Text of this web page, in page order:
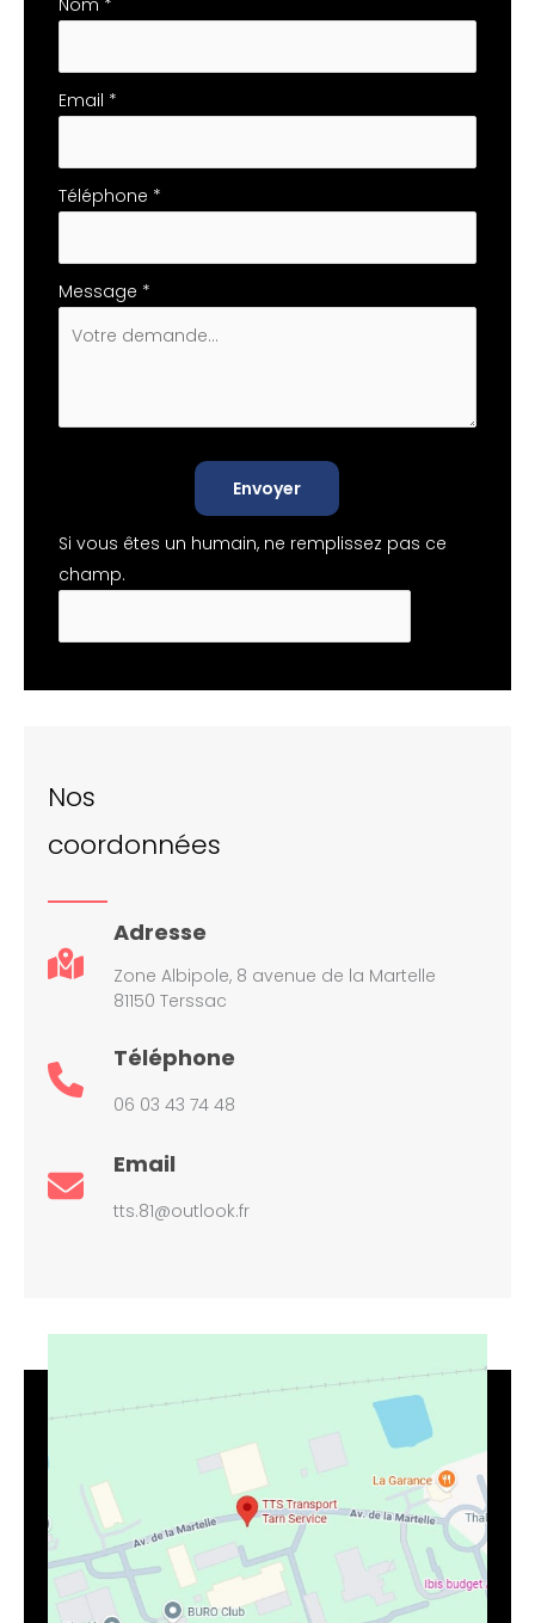
Email *
Téléphone *
Message *
Envoyer
Si vous êtes un humain, ne remplissez pas ce
champ.
Nos
coordonnées
Adresse
Zone Albipole, 8 avenue de la Martelle
81150 Terssac
Téléphone
06 03 43 74 48
Email
tts.81@outlook.fr